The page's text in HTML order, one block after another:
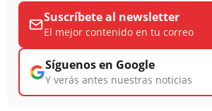
Suscríbete al newsletter
El mejor contenido en tu correo
Síguenos en Google
Y verás antes nuestras noticias